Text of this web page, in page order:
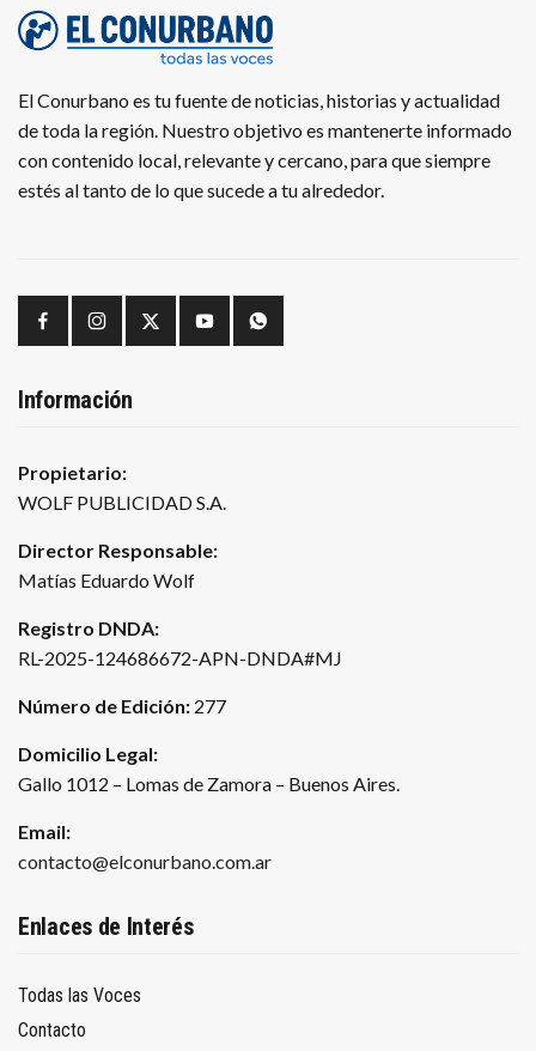
El Conurbano es tu fuente de noticias, historias y actualidad
de toda la región. Nuestro objetivo es mantenerte informado
con contenido local, relevante y cercano, para que siempre
estés al tanto de lo que sucede a tu alrededor.
Información
Propietario:
WOLF PUBLICIDAD S.A.
Director Responsable:
Matías Eduardo Wolf
Registro DNDA:
RL-2025-124686672-APN-DNDA#MJ
Número de Edición: 277
Domicilio Legal:
Gallo 1012 – Lomas de Zamora – Buenos Aires.
Email:
contacto@elconurbano.com.ar
Enlaces de Interés
Todas las Voces
Contacto